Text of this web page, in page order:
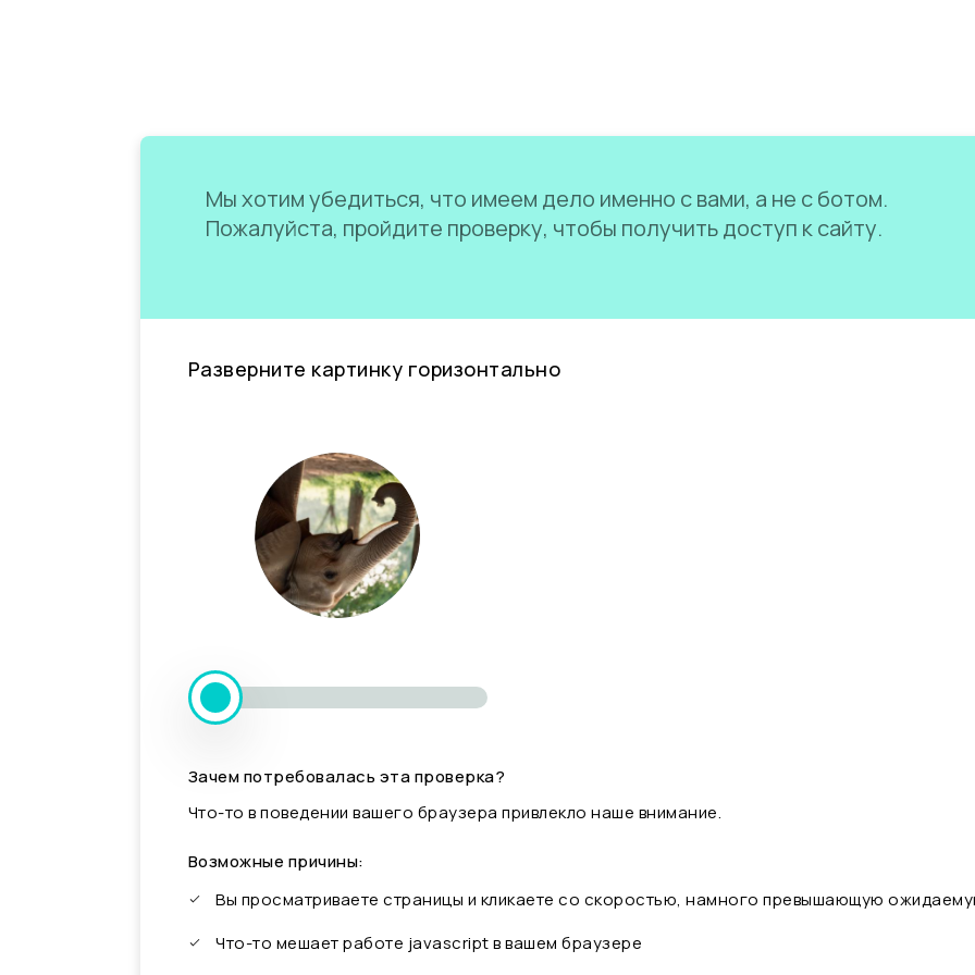
Мы хотим убедиться, что имеем дело именно с вами, а не с ботом.
Пожалуйста, пройдите проверку, чтобы получить доступ к сайту.
Разверните картинку горизонтально
Зачем потребовалась эта проверка?
Что-то в поведении вашего браузера привлекло наше внимание.
Возможные причины:
Вы просматриваете страницы и кликаете со скоростью, намного превышающую
Что-то мешает работе javascript в вашем браузере